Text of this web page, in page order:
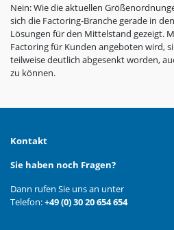
Nein: Wie die aktuellen
sich die Factoring-Branche gerade in
Lösungen für den Mittelstand gezeigt.
Factoring für Kunden angeboten wird,
teilweise deutlich abgesenkt worden,
zu können.
Kontakt
Sie haben noch Fragen?
Dann rufen Sie uns an unter
Telefon:+49 (0) 30 20 654 654